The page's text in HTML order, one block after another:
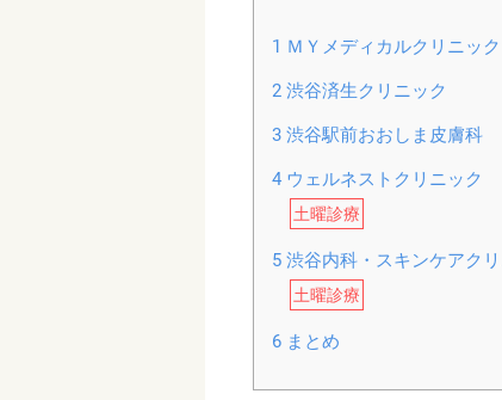
1 ＭＹメディカルクリニック
2渋谷済生クリニック
3渋谷駅前おおしま皮膚科
4ウェルネストクリニック
土曜診療
5渋谷内科・スキンケアク
土曜診療
6まとめ